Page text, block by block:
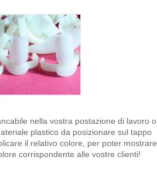
nella vostra postazione di lavoro o
plastico da posizionare sul tappo
il relativo colore, per poter mostrare
corrispondente alle vostre clienti!